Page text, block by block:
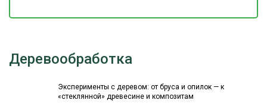
Деревообработка
Эксперименты с деревом: от бруса и опилок — к
«стеклянной» древесине и композитам